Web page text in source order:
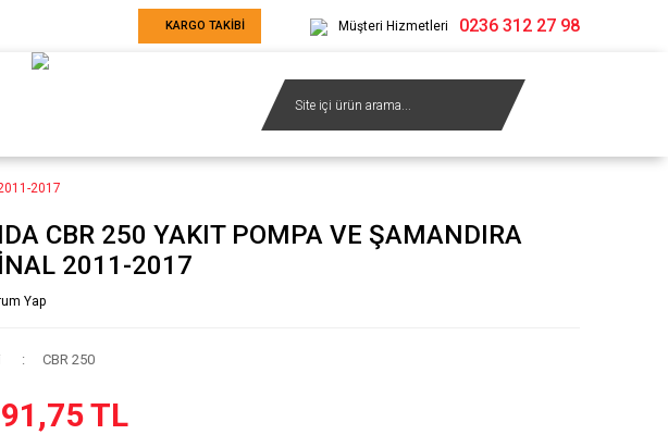
KARGO TAKİBİ Müşteri Hizmetleri 0236 312 27 98
2017
CBR 250 YAKIT POMPA VE ŞAMANDIRA
2011-2017
Yap
CBR 250
TL